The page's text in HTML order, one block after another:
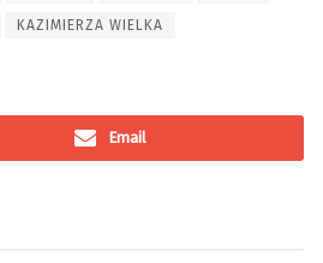
KAZIMIERZA WIELKA
Email